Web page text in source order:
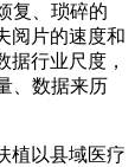
复、琐碎的
阅片的速度和
行业尺度，
、数据来历
以县域医疗